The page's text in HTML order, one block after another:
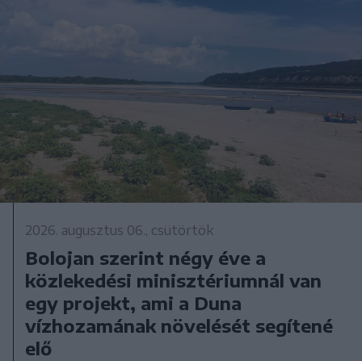
2026. augusztus 06., csütörtök
Bolojan szerint négy éve a
közlekedési minisztériumnál van
egy projekt, ami a Duna
vízhozamának növelését segítené
elő